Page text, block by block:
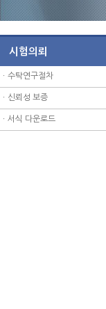
시험의뢰
ㆍ 수탁연구절차
ㆍ 신뢰성 보증
ㆍ 서식 다운로드